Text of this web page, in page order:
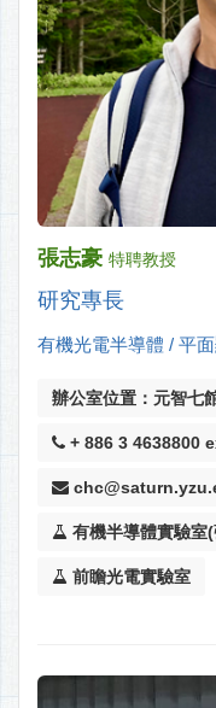
張志豪 特聘教授
研究專長
有機光電半導體 / 平
辦公室位置：元智七
+ 886 3 4638800
有機半導體實驗室
前瞻光電實驗室